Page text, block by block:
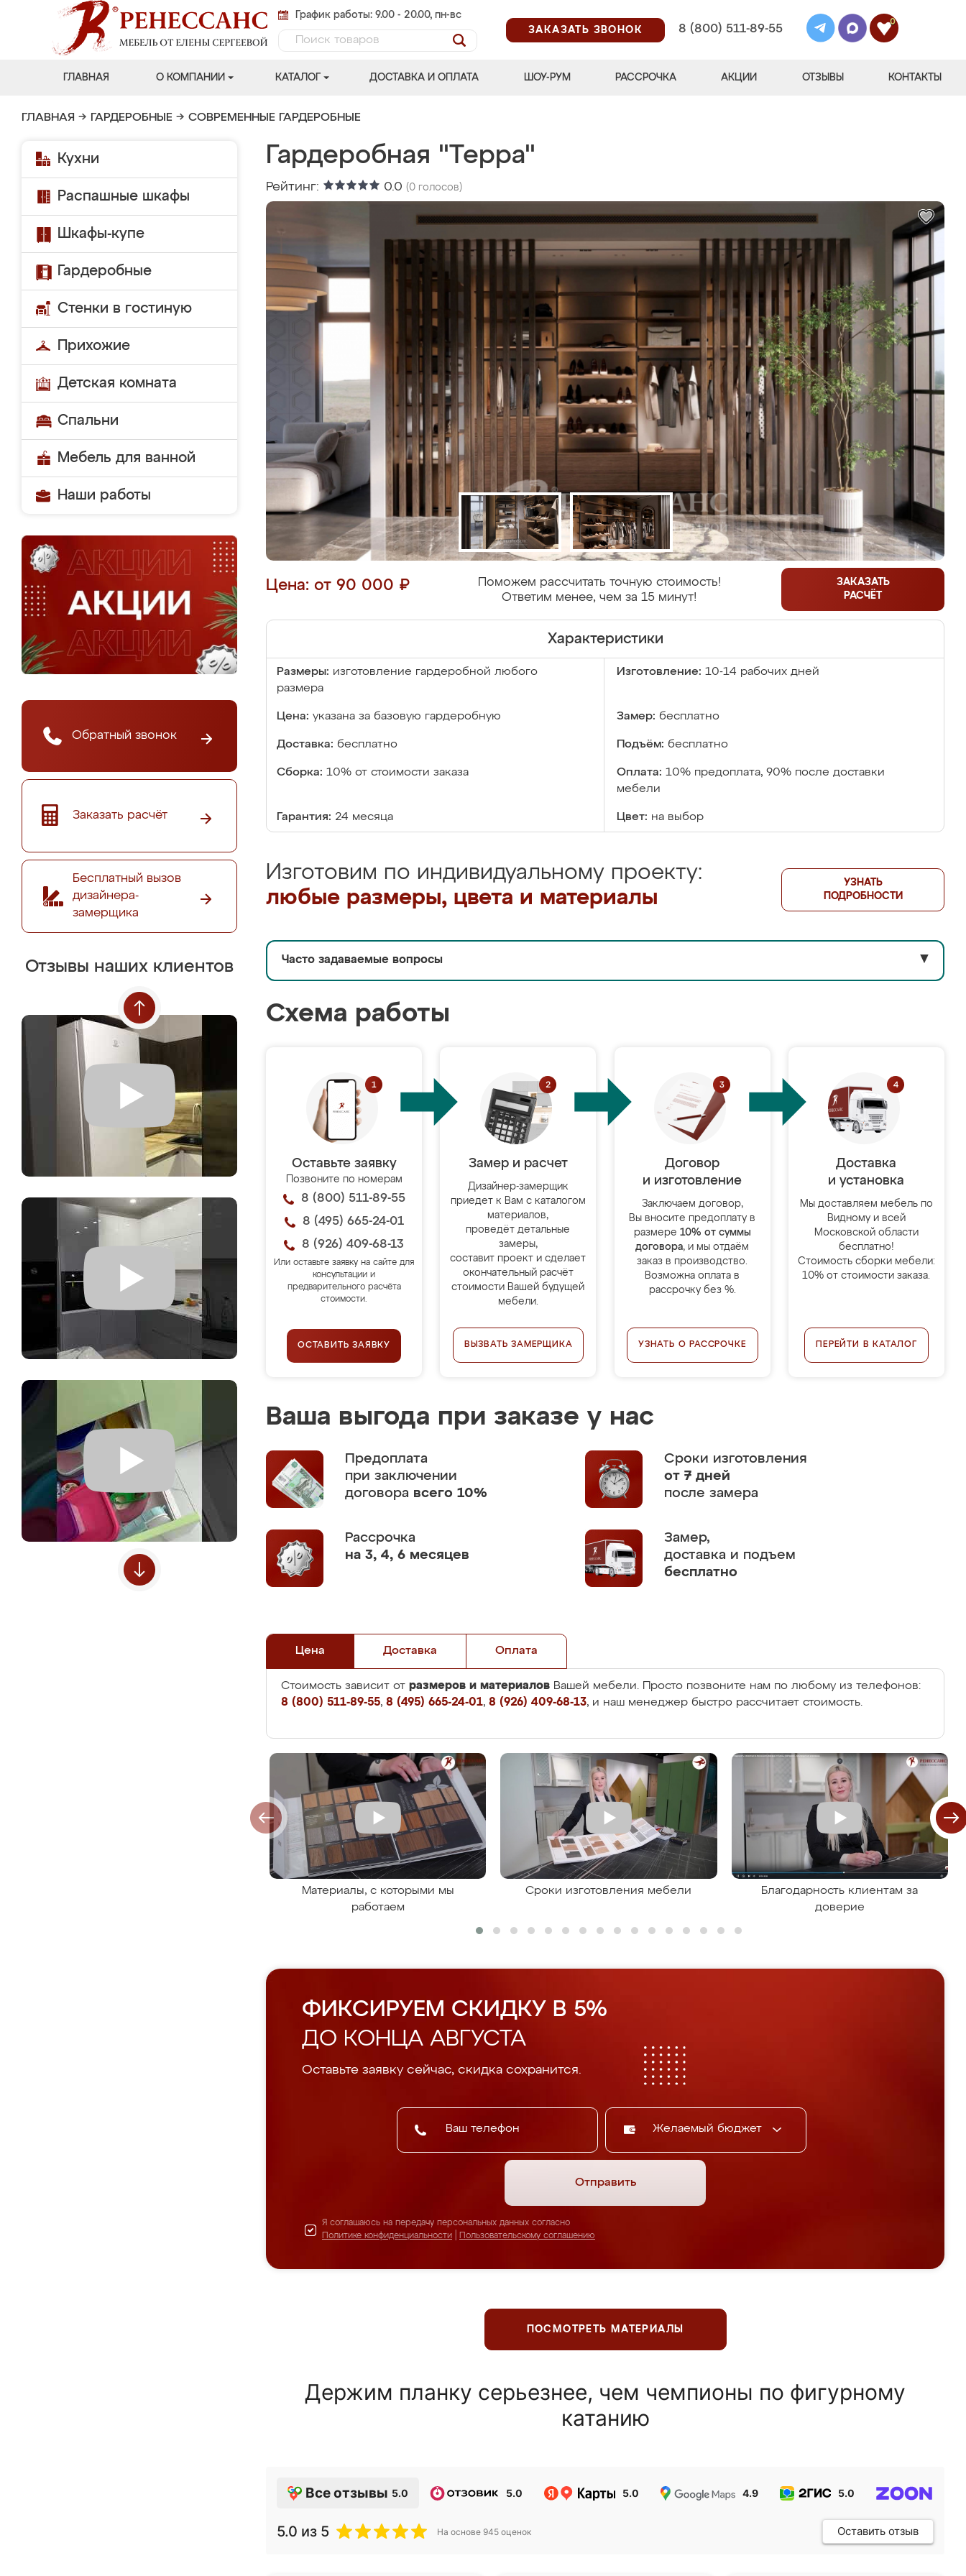
График работы: 9.00 - 20.00, пн-вс
ЗАКАЗАТЬ ЗВОНОК
8 (800) 511-89-55
0
ГЛАВНАЯ О КОМПАНИИ КАТАЛОГ ДОСТАВКА И ОПЛАТА ШОУ-РУМ РАССРОЧКА АКЦИИ ОТЗЫВЫ КОНТАКТЫ
ГЛАВНАЯ → ГАРДЕРОБНЫЕ → СОВРЕМЕННЫЕ ГАРДЕРОБНЫЕ
Кухни
Распашные шкафы
Шкафы-купе
Гардеробные
Стенки в гостиную
Прихожие
Детская комната
Спальни
Мебель для ванной
Наши работы
Обратный звонок
Заказать расчёт
Бесплатный вызов
дизайнера-
замерщика
Отзывы наших клиентов
Гардеробная "Терра"
Рейтинг: 0.0 (0 голосов)
Цена: от 90 000 ₽
Поможем рассчитать точную стоимость!
Ответим менее, чем за 15 минут!
ЗАКАЗАТЬ
РАСЧЁТ
Характеристики
Размеры: изготовление гардеробной любого
размера
Изготовление: 10-14 рабочих дней
Цена: указана за базовую гардеробную Замер: бесплатно
Доставка: бесплатно Подъём: бесплатно
Сборка: 10% от стоимости заказа Оплата: 10% предоплата, 90% после доставки
мебели
Гарантия: 24 месяца Цвет: на выбор
Изготовим по индивидуальному проекту:
любые размеры, цвета и материалы
УЗНАТЬ
ПОДРОБНОСТИ
Часто задаваемые вопросы ▼
Схема работы
Оставьте заявку
Позвоните по номерам
8 (800) 511-89-55
8 (495) 665-24-01
8 (926) 409-68-13
Или оставьте заявку на сайте для
консультации и
предварительного расчёта
стоимости.
ОСТАВИТЬ ЗАЯВКУ
Замер и расчет
Дизайнер-замерщик
приедет к Вам с каталогом
материалов,
проведёт детальные
замеры,
составит проект и сделает
окончательный расчёт
стоимости Вашей будущей
мебели.
ВЫЗВАТЬ ЗАМЕРЩИКА
Договор
и изготовление
Заключаем договор,
Вы вносите предоплату в
размере 10% от суммы
договора, и мы отдаём
заказ в производство.
Возможна оплата в
рассрочку без %.
УЗНАТЬ О РАССРОЧКЕ
Доставка
и установка
Мы доставляем мебель по
Видному и всей
Московской области
бесплатно!
Стоимость сборки мебели:
10% от стоимости заказа.
ПЕРЕЙТИ В КАТАЛОГ
Ваша выгода при заказе у нас
Предоплата
при заключении
договора всего 10%
Сроки изготовления
от 7 дней
после замера
Рассрочка
на 3, 4, 6 месяцев
Замер,
доставка и подъем
бесплатно
Цена Доставка Оплата
Стоимость зависит от размеров и материалов Вашей мебели. Просто позвоните нам по любому из телефонов:
8 (800) 511-89-55, 8 (495) 665-24-01, 8 (926) 409-68-13, и наш менеджер быстро рассчитает стоимость.
Материалы, с которыми мы
работаем
Сроки изготовления мебели
Благодарность клиентам за
доверие
ФИКСИРУЕМ СКИДКУ В 5%
ДО КОНЦА АВГУСТА
Оставьте заявку сейчас, скидка сохранится.
Желаемый бюджет
Отправить
Я соглашаюсь на передачу персональных данных согласно
Политике конфиденциальности
Пользовательскому соглашению
ПОСМОТРЕТЬ МАТЕРИАЛЫ
Держим планку серьезнее, чем чемпионы по фигурному
катанию
Все отзывы 5.0 5.0 5.0 4.9 5.0
5.0 из 5 На основе 945 оценок Оставить отзыв